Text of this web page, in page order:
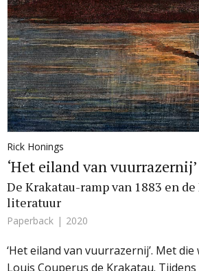
Rick Honings
‘Het eiland van vuurrazernij’
De Krakatau-ramp van 1883 en
literatuur
Paperback 2020
‘Het eiland van vuurrazernij’. Met
Louis Couperus de Krakatau.